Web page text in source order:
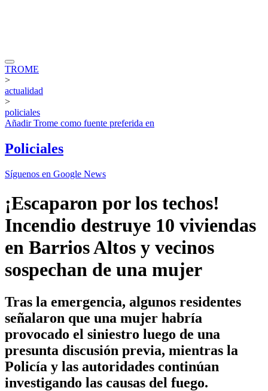
TROME
>
actualidad
>
policiales
AñadirTrome como fuente preferida en
Policiales
Síguenos en Google News
¡Escaparon por los techos!
Incendio destruye 10 viviendas
en Barrios Altos y vecinos
sospechan de una mujer
Tras la emergencia, algunos residentes
señalaron que una mujer habría
provocado el siniestro luego de una
presunta discusión previa, mientras la
Policía y las autoridades continúan
investigando las causas del fuego.